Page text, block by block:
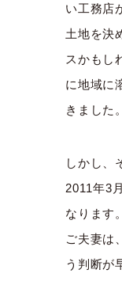
い工務店
土地を決
スかもし
に地域に
きました。
しかし、
2011年3
なります。
ご夫妻は
う判断が